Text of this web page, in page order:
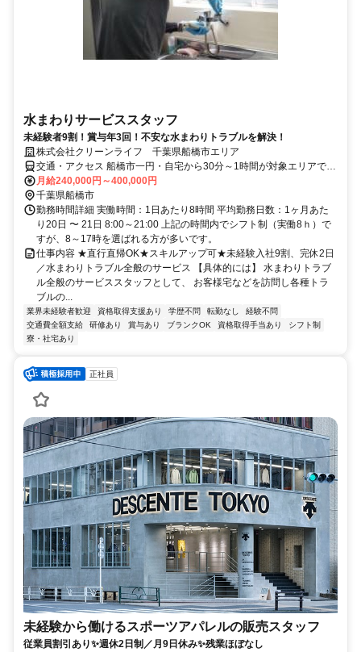
水まわりサービススタッフ
未経験者9割！賞与年3回！不安な水まわりトラブルを解決！
株式会社クリーンライフ 千葉県船橋市エリア
交通・アクセス 船橋市一円・自宅から30分～1時間が対象エリアです
（直行直帰）。
月給240,000円～400,000円
千葉県船橋市
勤務時間詳細 実働時間：1日あたり8時間 平均勤務日数：1ヶ月あた
り20日 〜 21日 8:00～21:00 上記の時間内でシフト制（実働8ｈ）で
すが、8～17時を選ばれる方が多いです。
仕事内容 ★直行直帰OK★スキルアップ可★未経験入社9割、完休2日
／水まわりトラブル全般のサービス 【具体的には】 水まわりトラブ
ル全般のサービススタッフとして、 お客様宅などを訪問し各種トラ
ブルの...
業界未経験者歓迎 資格取得支援あり 学歴不問 転勤なし
経験不問
交通費全額支給
研修あり 賞与あり ブランクOK 資格取得手当あり
シフト制
寮・社宅あり
正社員
未経験から働けるスポーツアパレルの販売スタッフ
従業員割引あり✨週休2日制／月9日休み✨残業ほぼなし